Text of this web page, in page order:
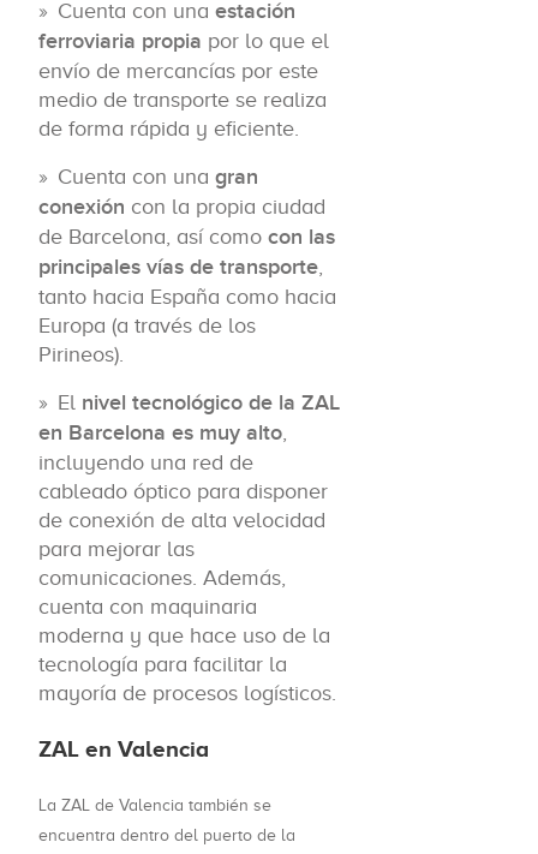
Cuenta con una estación
ferroviaria propia por lo que el
envío de mercancías por este
medio de transporte se realiza
de forma rápida y eficiente.
Cuenta con una gran
conexión con la propia ciudad
de Barcelona, así como con las
principales vías de transporte,
tanto hacia España como hacia
Europa (a través de los
Pirineos).
El nivel tecnológico de la ZAL
en Barcelona es muy alto,
incluyendo una red de
cableado óptico para disponer
de conexión de alta velocidad
para mejorar las
comunicaciones. Además,
cuenta con maquinaria
moderna y que hace uso de la
tecnología para facilitar la
mayoría de procesos logísticos.
ZAL en Valencia
La ZAL de Valencia también se
encuentra dentro del puerto de la